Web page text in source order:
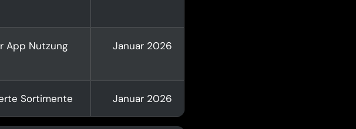
App Nutzung
Januar 2026
Sortimente Januar 2026